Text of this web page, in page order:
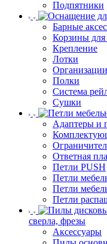
Подпятники
Барные
Корзины для
Крепление
Лотки
Организации
Полки
Система
Сушки
Адаптеры и
Ответная
Петли PUSH
Петли
Петли
Петли
сверла, фрезы
Аксессуары